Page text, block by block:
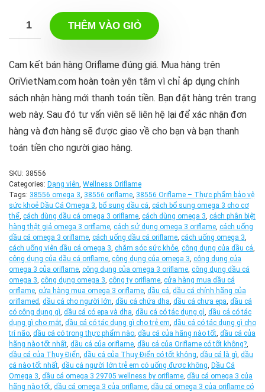
THÊM VÀO GIỎ
Cam kết bán hàng Oriflame đúng giá. Mua hàng trên
OriVietNam.com hoàn toàn yên tâm vì chỉ áp dụng chính
sách nhận hàng mới thanh toán tiền. Bạn đặt hàng trên trang
web này. Sau đó tư vấn viên sẽ liên hệ lại để xác nhận đơn
hàng và đơn hàng sẽ được giao về cho bạn và bạn thanh
toán tiền cho người giao hàng.
SKU: 38556
Categories: Dạng viên, Wellness Oriflame
Tags: 38556 omega 3, 38556 oriflame, 38556 Oriflame – Thực phẩm bảo vệ
sức khoẻ Dầu Cá Omega 3, bổ sung dầu cá, cách bổ sung omega 3 cho cơ
thể, cách dùng dầu cá omega 3 oriflame, cách dùng omega 3, cách phân biệt
hàng thật giả omega 3 oriflame, cách sử dụng omega 3 oriflame, cách uống
dầu cá omega 3 oriflame, cách uống dầu cá oriflame, cách uống omega 3,
cách uống viên dầu cá omega 3, chăm sóc sức khỏe, công dụng của dầu cá,
công dụng của dầu cá oriflame, công dụng của omega 3, công dụng của
omega 3 của oriflame, công dụng của omega 3 oriflame, công dụng dầu cá
omega 3, công dụng omega 3, công ty oriflame, cửa hàng mua dầu cá
oriflame, cửa hàng mua omega 3 oriflame, dầu cá, dầu cá chính hãng của
oriflamed, dầu cá cho người lớn, dầu cá chứa dha, dầu cá chưa epa, dầu cá
có công dụng gì, dầu cá có epa và dha, dầu cá có tác dụng gì, dầu cá có tác
dụng gì cho mắt, dầu cá có tác dụng gì cho trẻ em, dầu cá có tác dụng gì cho
trí não, dầu cá có trong thực phẩm nào, dầu cá của hãng nào tốt, dầu cá của
hãng nào tốt nhất, dầu cá của oriflame, dầu cá của Oriflame có tốt không?,
dầu cá của Thụy Điển, dầu cá của Thụy Điển có tốt không, dầu cá là gì, dầu
cá nào tốt nhất, dầu cá người lớn trẻ em có uống được không, Dầu Cá
Omega 3, dầu cá omega 3 29705 wellness by oriflame, dầu cá omega 3 của
hãng nào tốt, dầu cá omega 3 của oriflame, dầu cá omega 3 của oriflame có